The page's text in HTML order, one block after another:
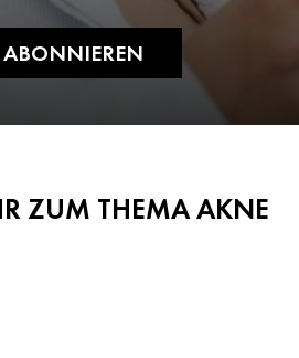
ABONNIEREN
ZUM THEMA AKNE